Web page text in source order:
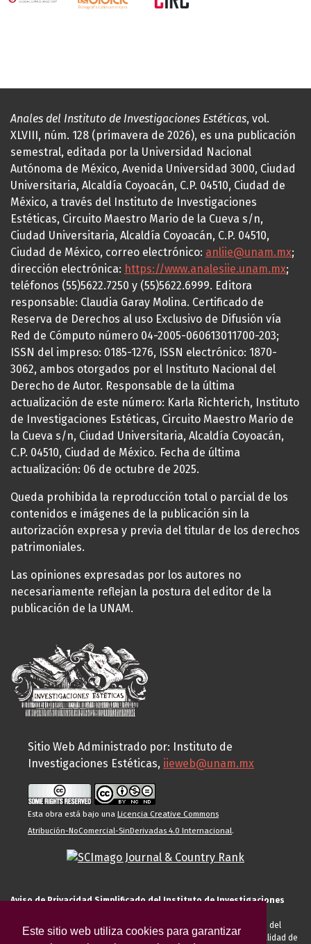
Este sitio web utiliza cookies para garantizar
Anales del Instituto de Investigaciones Estéticas, vol.
XLVIII, núm. 128 (primavera de 2026), es una publicación
semestral, editada por la Universidad Nacional
Autónoma de México, Avenida Universidad 3000, Ciudad
Universitaria, Alcaldía Coyoacán, C.P. 04510, Ciudad de
México, a través del Instituto de Investigaciones
Estéticas, Circuito Maestro Mario de la Cueva s/n,
Ciudad Universitaria, Alcaldía Coyoacán, C.P. 04510,
Ciudad de México, correo electrónico: anliie@unam.mx;
dirección electrónica: https://www.analesiie.unam.mx;
teléfonos (55)5622.7250 y (55)5622.6999. Editora
responsable: Claudia Garay Molina. Certificado de
Reserva de Derechos al uso Exclusivo de Difusión vía
Red de Cómputo número 04-2005-060613011700-203;
ISSN del impreso: 0185-1276, ISSN electrónico: 1870-
3062, ambos otorgados por el Instituto Nacional del
Derecho de Autor. Responsable de la última
actualización de este número: Karla Richterich, Instituto
de Investigaciones Estéticas, Circuito Maestro Mario de
la Cueva s/n, Ciudad Universitaria, Alcaldía Coyoacán,
C.P. 04510, Ciudad de México. Fecha de última
actualización: 06 de octubre de 2025.
Queda prohibida la reproducción total o parcial de los
contenidos e imágenes de la publicación sin la
autorización expresa y previa del titular de los derechos
patrimoniales.
Las opiniones expresadas por los autores no
necesariamente reflejan la postura del editor de la
publicación de la UNAM.
Sitio Web Administrado por: Instituto de
Investigaciones Estéticas, iieweb@unam.mx
Esta obra está bajo una Licencia Creative Commons
Atribución-NoComercial-SinDerivadas 4.0 Internacional.
Aviso de Privacidad Simplificado del Instituto de Investigaciones
El Instituto de Investigaciones Estéticas de la UNAM, es responsable del
tratamiento de sus datos personales para el registro de usted en calidad de